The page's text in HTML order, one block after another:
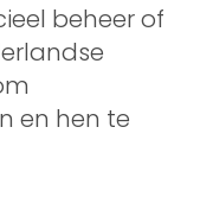
beheer of
en hen te